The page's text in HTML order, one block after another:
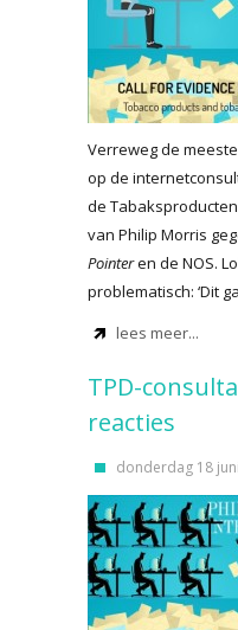
Verreweg de
op de
de
van Philip Morris
Pointeren de NOS.
problematisch: ‘Dit
lees meer...
TPD-
reacties
donderdag 18